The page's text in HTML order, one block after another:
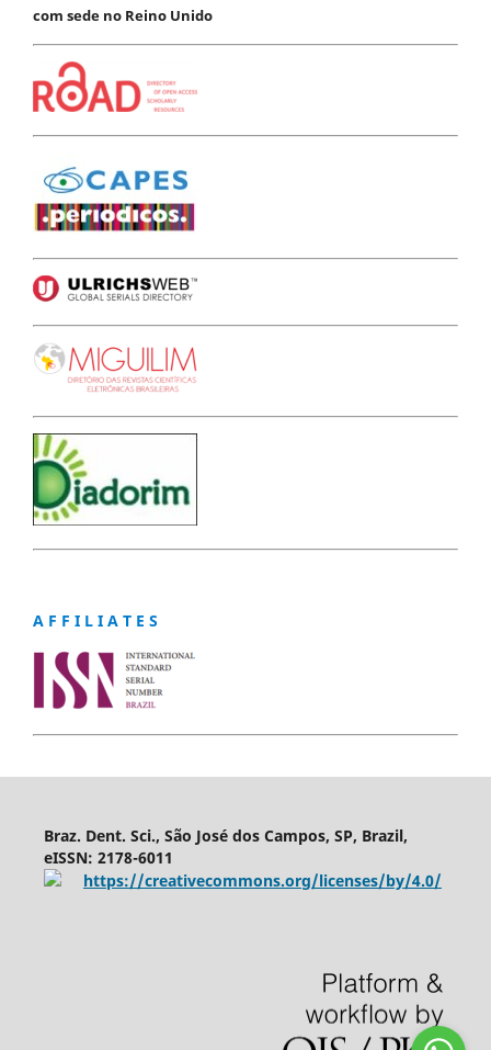
com sede no Reino Unido
A F F I L I A T E S
Braz. Dent. Sci., São José dos Campos, SP, Brazil,
eISSN: 2178-6011
https://creativecommons.org/licenses/by/4.0/